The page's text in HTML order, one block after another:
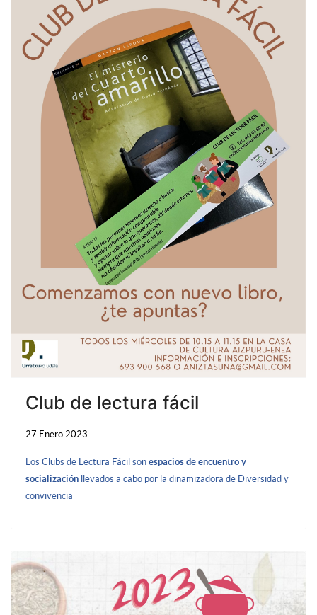
Club de lectura fácil
27 Enero 2023
Los Clubs de Lectura Fácil son espacios de encuentro y
socialización llevados a cabo por la dinamizadora de Diversidad y
convivencia